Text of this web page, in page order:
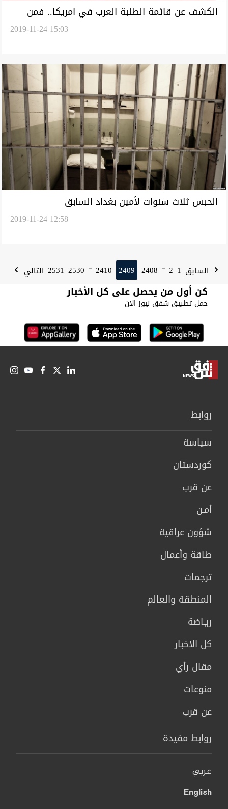
الكشف عن قائمة الطلبة العرب في امريكا.. فمن
2019-11-24 15:03
الحبس ثلاث سنوات لأمين بغداد السابق
2019-11-24 12:58
السابق 1
2
...
2408
2409
2410
...
2530
2531 التالي
كن أول من يحصل على كل الأخبار
حمل تطبيق شفق نيوز الان
روابط
سیاسة
كوردستان
عن قرب
أمـن
شؤون عراقية
طاقة وأعمال
ترجمات
المنطقة والعالم
ريـاضة
كل الاخبار
مقال رأي
منوعات
عن قرب
روابط مفيدة
عربي
English